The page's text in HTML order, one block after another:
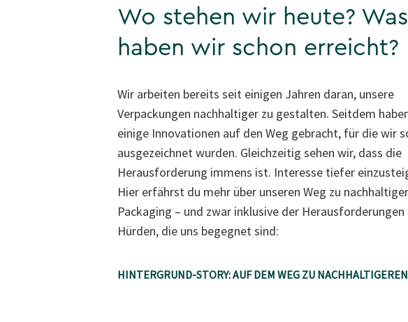
Wo stehen wir heute? Was
haben wir schon erreicht?
Wir arbeiten bereits seit einigen Jahren daran, unsere
Verpackungen nachhaltiger zu gestalten. Seitdem
einige Innovationen auf den Weg gebracht, für die wir
ausgezeichnet wurden. Gleichzeitig sehen wir, dass die
Herausforderung immens ist. Interesse tiefer
Hier erfährst du mehr über unseren Weg zu
Packaging – und zwar inklusive der Herausforderungen
Hürden, die uns begegnet sind:
HINTERGRUND-STORY: AUF DEM WEG ZU